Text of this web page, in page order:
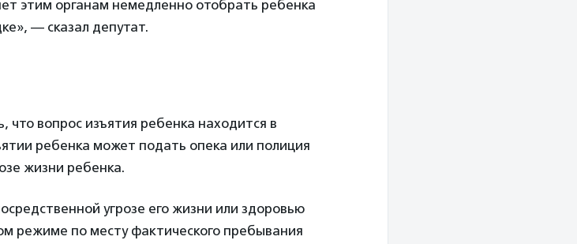
этим органам немедленно отобрать ребенка
— сказал депутат.
что вопрос изъятия ребенка находится в
ребенка может подать опека или полиция
жизни ребенка.
угрозе его жизни или здоровью
режиме по месту фактического пребывания